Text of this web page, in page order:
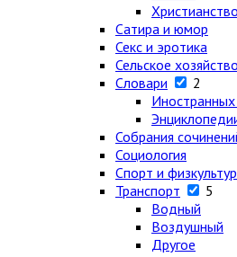
Христианство
Сатира и юмор
Секс и эротика
Сельское хозяйство
Словари
2
Собрания
Социология
Спорт и
Транспорт
5
Водный
Воздушный
Другое